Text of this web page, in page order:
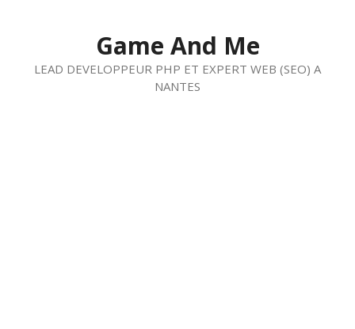
Game And Me
LEAD DEVELOPPEUR PHP ET EXPERT WEB (SEO) A
NANTES